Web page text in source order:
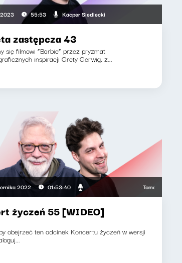
55:53 Kacper Siedlecki
zastępcza 43
się filmowi “Barbie” przez pryzmat
inspiracji Grety Gerwig, z...
2022 01:53:40 Tomasz
życzeń 55 [WIDEO]
obejrzeć ten odcinek Koncertu życzeń w wersji